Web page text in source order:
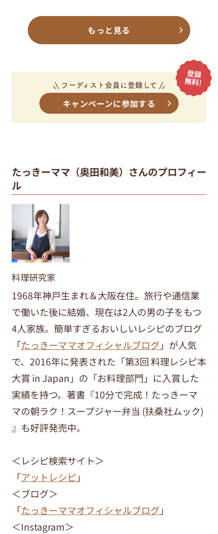
もっと見る
キャンペーンに参加する
たっきーママ（奥田和美）さんのプロフィー
ル
料理研究家
1968年神戸生まれ＆大阪在住。旅行や通信業
で働いた後に結婚、現在は2人の男の子をもつ
4人家族。簡単すぎるおいしいレシピのブログ
「たっきーママオフィシャルブログ」が人気
で、2016年に発表された「第3回 料理レシピ本
大賞 in Japan」の「お料理部門」に入賞した
実績を持つ。著書『10分で完成！たっきーマ
マの朝ラク！スープジャー弁当 (扶桑社ムック)
』も好評発売中。
＜レシピ検索サイト＞
「アットレシピ 」
＜ブログ＞
「たっきーママオフィシャルブログ」
＜Instagram＞